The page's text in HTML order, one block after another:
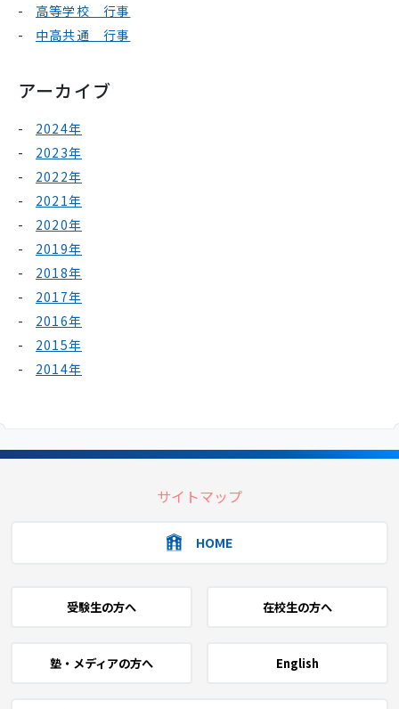
高等学校 行事
中高共通 行事
アーカイブ
2024年
2023年
2022年
2021年
2020年
2019年
2018年
2017年
2016年
2015年
2014年
サイトマップ
HOME
受験生の方へ 在校生の方へ
塾・メディアの方へ English